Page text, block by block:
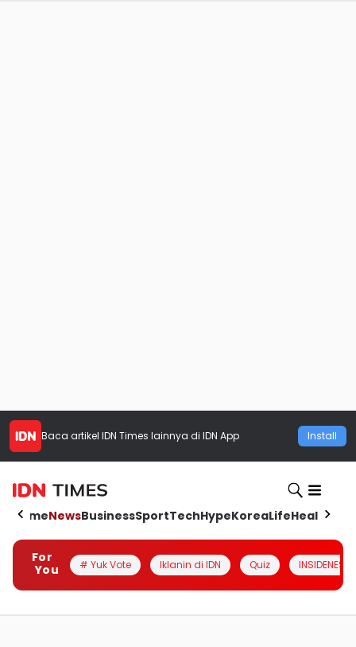
Baca artikel IDN Times lainnya di IDN App Install
HomeNewsBusinessSportTechHypeKoreaLifeHealth
For
You
# Yuk Vote Iklanin di IDN Quiz INSIDENESIA